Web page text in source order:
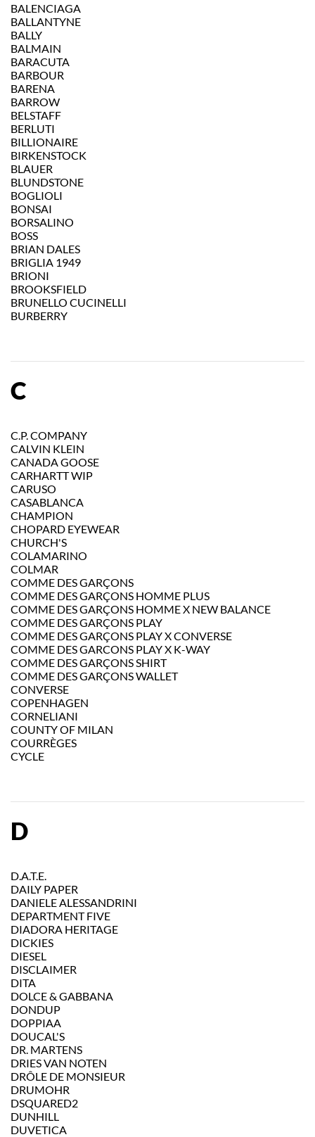
BALENCIAGA
BALLANTYNE
BALLY
BALMAIN
BARACUTA
BARBOUR
BARENA
BARROW
BELSTAFF
BERLUTI
BILLIONAIRE
BIRKENSTOCK
BLAUER
BLUNDSTONE
BOGLIOLI
BONSAI
BORSALINO
BOSS
BRIAN DALES
BRIGLIA 1949
BRIONI
BROOKSFIELD
BRUNELLO CUCINELLI
BURBERRY
C
C.P. COMPANY
CALVIN KLEIN
CANADA GOOSE
CARHARTT WIP
CARUSO
CASABLANCA
CHAMPION
CHOPARD EYEWEAR
CHURCH'S
COLAMARINO
COLMAR
COMME DES GARÇONS
COMME DES GARÇONS HOMME PLUS
COMME DES GARÇONS HOMME X NEW BALANCE
COMME DES GARÇONS PLAY
COMME DES GARÇONS PLAY X CONVERSE
COMME DES GARCONS PLAY X K-WAY
COMME DES GARÇONS SHIRT
COMME DES GARÇONS WALLET
CONVERSE
COPENHAGEN
CORNELIANI
COUNTY OF MILAN
COURRÈGES
CYCLE
D
D.A.T.E.
DAILY PAPER
DANIELE ALESSANDRINI
DEPARTMENT FIVE
DIADORA HERITAGE
DICKIES
DIESEL
DISCLAIMER
DITA
DOLCE & GABBANA
DONDUP
DOPPIAA
DOUCAL'S
DR. MARTENS
DRIES VAN NOTEN
DRÔLE DE MONSIEUR
DRUMOHR
DSQUARED2
DUNHILL
DUVETICA